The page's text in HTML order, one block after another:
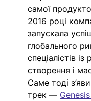
самої
2016 році
запускала
глобального
спеціалістів
створення і
Саме тоді
трек —